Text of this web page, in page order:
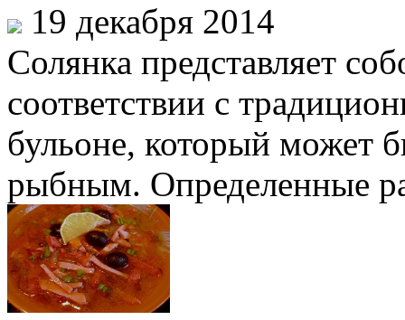
19 декабря 2014
Солянка представляет
соответствии с
бульоне, который может
рыбным. Определенные